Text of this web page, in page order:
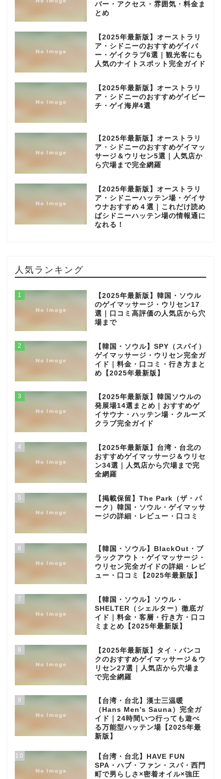
バー・アクセス・雰囲気・料金ま
とめ
【2025年最新版】オーストラリ
ア・シドニーのおすすめゲイバ
ー・ゲイクラブ6選｜観光客にも
人気のナイトスポット完全ガイド
【2025年最新版】オーストラリ
ア・シドニーのおすすめゲイビー
チ・ゲイ海岸4選
【2025年最新版】オーストラリ
ア・シドニーのおすすめゲイマッ
サージ＆ウリセン5選｜人気店か
ら穴場まで完全網羅
【2025年最新版】オーストラリ
ア・シドニーハッテン場・ゲイサ
ウナおすすめ４選｜これだけ読め
ばシドニーハッテン場の情報通に
なれる！
人気ランキング
1
【2025年最新版】韓国・ソウル
のゲイマッサージ・ウリセン17
選｜口コミ高評価の人気店から穴
場まで
2
【韓国・ソウル】SPY（スパイ）
ゲイマッサージ・ウリセン完全ガ
イド｜料金・口コミ・行き方まと
め【2025年最新版】
3
【2025年最新版】韓国ソウルの
発展場14選まとめ｜おすすめゲ
イサウナ・ハッテン場・クルーズ
クラブ完全ガイド
4
【2025年最新版】台湾・台北の
おすすめゲイマッサージ＆ウリセ
ン34選｜人気店から穴場まで完
全網羅
5
【掲載保留】The Park（ザ・パ
ーク）韓国・ソウル・ゲイマッサ
ージの詳細・レビュー・口コミ
6
【韓国・ソウル】BlackOut・ブ
ラックアウト・ゲイマッサージ・
ウリセン完全ガイドの詳細・レビ
ュー・口コミ【2025年最新版】
7
【韓国・ソウル】ソウル・
SHELTER（シェルター）徹底ガ
イド｜料金・客層・行き方・口コ
ミまとめ【2025年最新版】
8
【2025年最新版】タイ・バンコ
クのおすすめゲイマッサージ＆ウ
リセン27選｜人気店から穴場ま
で完全網羅
9
【台湾・台北】漢士三温暖
（Hans Men’s Sauna）完全ガ
イド｜24時間いつ行っても遊べ
る万能型ハッテン場【2025年最
新版】
10
【台湾・台北】HAVE FUN
SPA・ハブ・ファン・スパ・西門
町で男らしさ×密着オイル×強圧